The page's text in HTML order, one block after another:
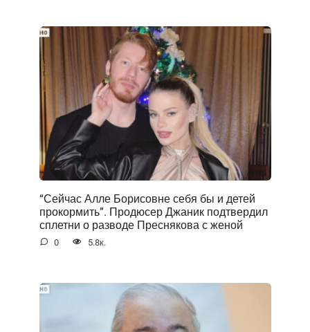
“Сейчас Алле Борисовне себя бы и детей
прокормить”. Продюсер Джаник подтвердил
сплетни о разводе Преснякова с женой
0 5.8к.